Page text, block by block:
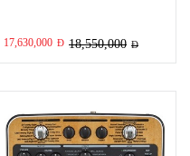
17,630,000 Đ 18,550,000 Đ